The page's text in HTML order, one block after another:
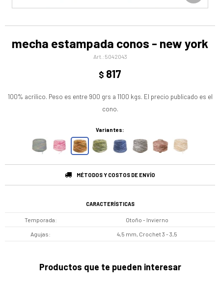
mecha estampada conos - new york
5042043
$ 817
100% acrilico. Peso es entre 900 grs a 1100 kgs. El precio publicado es el
cono.
Variantes:
MÉTODOS Y COSTOS DE ENVÍO
CARACTERÍSTICAS
Temporada Otoño - Invierno
Agujas 4,5 mm, Crochet 3 - 3,5
Productos que te pueden interesar